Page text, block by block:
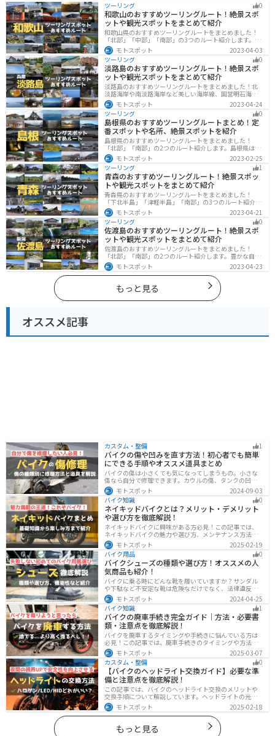
ツーリング 0
和歌山のおすすめツーリングルート！絶景スポ
ットや観光スポットをまとめて紹介
和歌山県のおすすめツーリングルートをまとめました！
「北部」「中部」「南部」の3つのルート紹介します。海
と山に囲まれた自然豊かなエリアが広がり、様々な楽し
み方ができます。バイクで和歌山県にツーリングに行く
際は参考にしてください。
モトスポット
2023-04-03
ツーリング
0
淡路島のおすすめツーリングルート！絶景スポ
ットや観光スポットをまとめて紹介
淡路島のおすすめツーリングルートをまとめました！北
淡路海岸や南淡路海岸など美しい海岸線、国営明石海峡
公園や淡路夢舞台など、自然とアートが融合した施設も
多数あります。バイクで淡路島にツーリングに行く際は
参考にしてください。
モトスポット
2023-04-24
ツーリング
0
島根県のおすすめツーリングルートまとめ！定
番スポットや名所、絶景スポットを紹介
島根県のおすすめツーリングルートをまとめました！
「北部」「南部」の2つのルート紹介します。島根県は、
海と山が近く、1日で全然違う景色を堪能することができ
ます。バイクで島根県にツーリングに行く際は参考にし
てください。
モトスポット
2023-02-25
ツーリング
1
青森のおすすめツーリングルート！絶景スポッ
トや観光スポットをまとめて紹介
青森県のおすすめツーリングルートをまとめました！
「下北半島」「津軽半島」「南部」の3つのルート紹介し
ます。自然に恵まれた風光明媚な景色や歴史文化に触れ
られる観光スポットが多くあります。バイクで青森県に
ツーリングに行く際は参考にしてください。
モトスポット
2023-04-21
ツーリング
0
佐渡島のおすすめツーリングルート！絶景スポ
ットや観光スポットをまとめて紹介
佐渡島のおすすめツーリングルートをまとめました！
「北部」「南部」の2つのルート紹介します。豊かな自然
と歴史的なスポット、トキなどの貴重な動物を見られる
スポットが多数あります。バイクで佐渡島にツーリング
に行く際は参考にしてください。
モトスポット 2023-04-23
もっと見る
オススメ記事
カスタム・整備 1
バイクの傷や凹みを直す方法！初心者でも簡単
にできる手順やオススメ道具まとめ
バイクの傷は小さくても気になってしまうもの。小さな
傷なら自分で修理できます。カウルの傷、タンクの凹
み、サビ、樹脂の劣化、ホイールの傷などあらゆる傷の
修理方法をまとめました。自分でバイクの傷を直したい
と思っている人は参考にしてください。
モトスポット
2024-09-03
バイク知識
0
ネイキッドバイクとは？メリット・デメリット
や選び方を徹底解説！
ネイキッドバイクに興味がある方必見！この記事では、
ネイキッドバイクの魅力や選び方、メンテナンス方法な
どを解説しています。実は、ネイキッドバイクは、操作
性に優れており、初心者にも優しいバイクです。この記
事を読めば、ネイキッドバイクへの理解が深まります。
モトスポット
2025-02-19
バイク用品
0
バイクシューズの種類や選び方！オススメの人
気商品も紹介！
バイクに乗る時にどんな靴を履いていますか？サンダル
や下駄など不安定な靴は危険なだけでなく、法律違反に
なる可能性もあります。バイクに乗るときはバイク用に
作られた専用の靴を履くようにしましょう。操作性や安
全性の向上性だけでなく、バイクとの一体感でよりカッ
コよくなります。
モトスポット
2024-04-25
バイク知識
1
バイクの廃車手続き完全ガイド｜方法・必要書
類・注意点を徹底解説！
バイクを廃車するタイミングや手続きに悩んでいる方は
必見！この記事では、廃車手続きのタイミングや方法、
流れを解説しています。実は、手続きの注意点や業者に
依頼する際のポイントがあります。記事を読めば、バイ
クの廃車手続きがスムーズに行えるでしょう。
モトスポット
2025-03-07
カスタム・整備
0
【バイクのヘッドライト交換ガイド】必要な準
備と注意点を徹底解説！
この記事では、バイクのヘッドライト交換のメリットや
交換手順について解説しています。ヘッドライトの光が
弱くなっていませんか？夜間の視界を改善するために
は、適切なヘッドライト交換が必要です。自分で交換す
る方法からショップに依頼する場合の費用までわかりや
すくお伝えします！
モトスポット 2025-02-18
もっと見る